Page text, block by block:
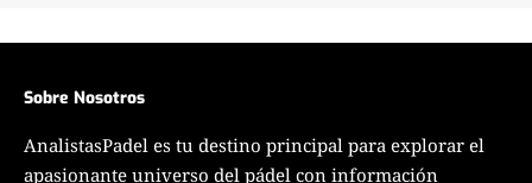
Sobre Nosotros
AnalistasPadel es tu destino principal para explorar el
apasionante universo del pádel con información